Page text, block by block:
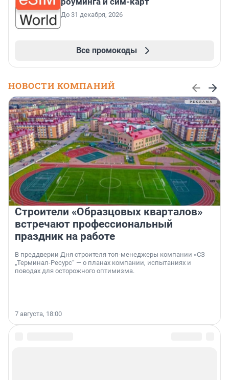
До 31 декабря, 2026
Все промокоды
НОВОСТИ КОМПАНИЙ
Строители «Образцовых кварталов»
встречают профессиональный
праздник на работе
В преддверии Дня строителя топ-менеджеры компании «СЗ
„Терминал-Ресурс“ — о планах компании, испытаниях и
поводах для осторожного оптимизма.
7 августа, 18:00